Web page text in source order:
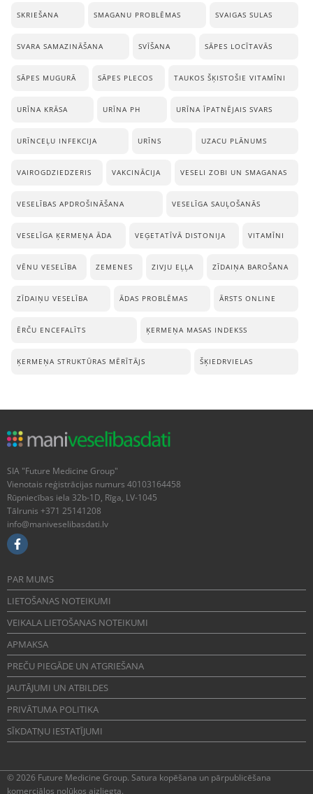
SKRIEŠANA SMAGANU PROBLĒMAS SVAIGAS SULAS
SVARA SAMAZINĀŠANA SVĪŠANA SĀPES LOCĪTAVĀS
SĀPES MUGURĀ SĀPES PLECOS TAUKOS ŠĶISTOŠIE VITAMĪNI
URĪNA KRĀSA URĪNA PH URĪNA ĪPATNĒJAIS SVARS
URĪNCEĻU INFEKCIJA URĪNS UZACU PLĀNUMS
VAIROGDZIEDZERIS VAKCINĀCIJA VESELI ZOBI UN SMAGANAS
VESELĪBAS APDROŠINĀŠANA VESELĪGA SAUĻOŠANĀS
VESELĪGA ĶERMEŅA ĀDA VEĢETATĪVĀ DISTONIJA VITAMĪNI
VĒNU VESELĪBA ZEMENES ZIVJU EĻĻA ZĪDAIŅA BAROŠANA
ZĪDAIŅU VESELĪBA ĀDAS PROBLĒMAS ĀRSTS ONLINE
ĒRČU ENCEFALĪTS ĶERMEŅA MASAS INDEKSS
ĶERMEŅA STRUKTŪRAS MĒRĪTĀJS ŠĶIEDRVIELAS
SIA "Future Medicine Group"
Vienotais reģistrācijas numurs 40103164458
Rūpniecības iela 32b-1D, Rīga, LV-1045
Tālrunis +371 25141208
info@maniveselibasdati.lv
PAR MUMS
LIETOŠANAS NOTEIKUMI
VEIKALA LIETOŠANAS NOTEIKUMI
APMAKSA
PREČU PIEGĀDE UN ATGRIEŠANA
JAUTĀJUMI UN ATBILDES
PRIVĀTUMA POLITIKA
SĪKDATŅU IESTATĪJUMI
© 2026 Future Medicine Group. Satura kopēšana un pārpublicēšana
komerciālos nolūkos aizliegta.